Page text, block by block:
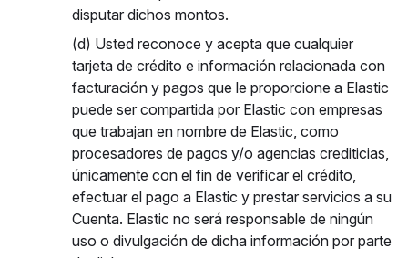
disputar dichos montos.
(d) Usted reconoce y acepta que cualquier
tarjeta de crédito e información relacionada con
facturación y pagos que le proporcione a Elastic
puede ser compartida por Elastic con empresas
que trabajan en nombre de Elastic, como
procesadores de pagos y/o agencias crediticias,
únicamente con el fin de verificar el crédito,
efectuar el pago a Elastic y prestar servicios a su
Cuenta. Elastic no será responsable de ningún
uso o divulgación de dicha información por parte